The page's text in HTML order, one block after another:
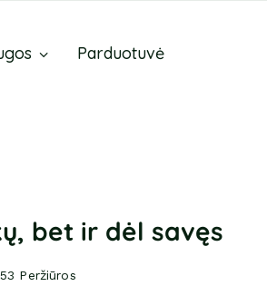
Parduotuvė
bet ir dėl savęs
Peržiūros